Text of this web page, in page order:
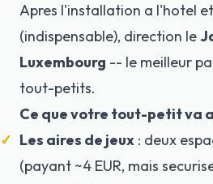
Apres l'installation a l'hotel
(indispensable), direction le
Luxembourg -- le meilleur
tout-petits.
Ce que votre tout-petit va
Les aires de jeux : deux
(payant ~4 EUR, mais